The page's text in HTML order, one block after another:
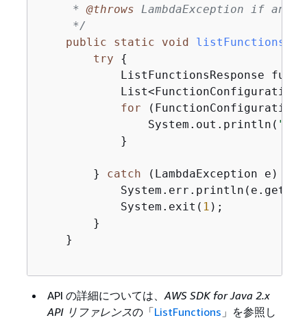
     *
@throws LambdaException if an
     */
public
static void listFunctions
try
{
ListFunctionsResponse
for
                System.out.println(
            }
        }
catch (LambdaException e)
            System.exit(
1 );
        }
    }
API の詳細については、 AWS SDK for Java 2.x
API リファレンスの「ListFunctions 」を参照し